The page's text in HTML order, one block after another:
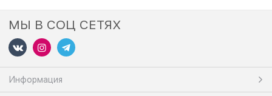
МЫ В СОЦ СЕТЯХ
Информация